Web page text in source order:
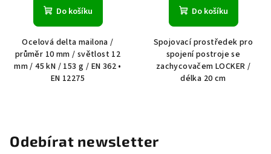
Do košíku
Ocelová delta mailona /
průměr 10 mm / světlost 12
mm / 45 kN / 153 g / EN 362 •
EN 12275
Do košíku
Spojovací prostředek pro
spojení postroje se
zachycovačem LOCKER /
délka 20 cm
Odebírat newsletter